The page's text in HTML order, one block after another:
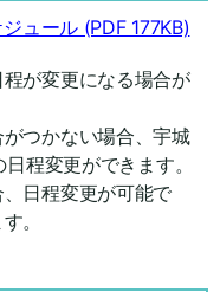
ュール (PDF 177KB)
が変更になる場合が
つかない場合、宇城
程変更ができます。
日程変更が可能で
。